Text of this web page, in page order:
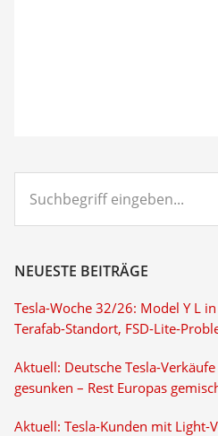
eingeben...
NEUESTE BEITRÄGE
Tesla-Woche 32/26: Model Y L
Terafab-Standort, FSD-Lite-
Aktuell: Deutsche Tesla-
gesunken – Rest Europas
Aktuell: Tesla-Kunden mit Light-